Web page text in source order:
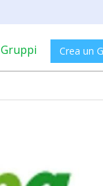
Gruppi Crea un